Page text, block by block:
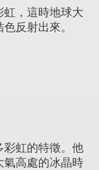
虹，這時地球大
反射出來。
彩虹的特徵。他
氣高處的冰晶時